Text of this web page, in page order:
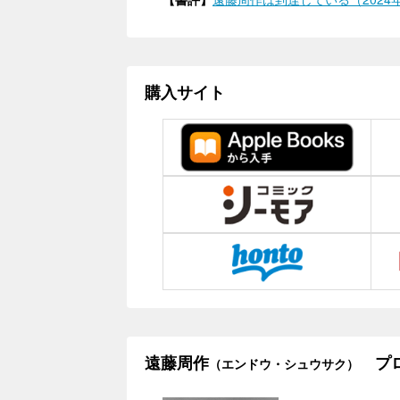
購入サイト
遠藤周作（エンドウ・シュウサク） プ